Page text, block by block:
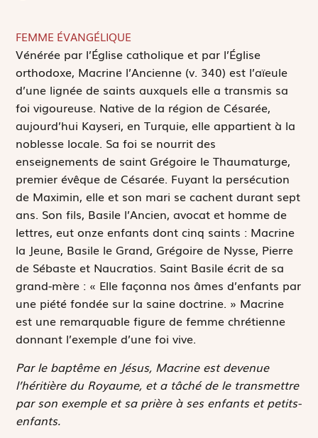
FEMME ÉVANGÉLIQUE
Vénérée par l’Église catholique et par l’Église
orthodoxe, Macrine l’Ancienne (v. 340) est l’aïeule
d’une lignée de saints auxquels elle a transmis sa
foi vigoureuse. Native de la région de Césarée,
aujourd’hui Kayseri, en Turquie, elle appartient à la
noblesse locale. Sa foi se nourrit des
enseignements de saint Grégoire le Thaumaturge,
premier évêque de Césarée. Fuyant la persécution
de Maximin, elle et son mari se cachent durant sept
ans. Son fils, Basile l’Ancien, avocat et homme de
lettres, eut onze enfants dont cinq saints : Macrine
la Jeune, Basile le Grand, Grégoire de Nysse, Pierre
de Sébaste et Naucratios. Saint Basile écrit de sa
grand-mère : « Elle façonna nos âmes d’enfants par
une piété fondée sur la saine doctrine. » Macrine
est une remarquable figure de femme chrétienne
donnant l’exemple d’une foi vive.
Par le baptême en Jésus, Macrine est devenue
l’héritière du Royaume, et a tâché de le transmettre
par son exemple et sa prière à ses enfants et petits-
enfants.